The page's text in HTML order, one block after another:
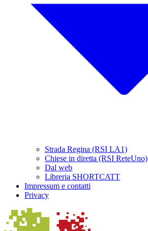
Strada Regina (RSI LA1)
Chiese in diretta (RSI ReteUno)
Dal web
Libreria SHORTCATT
Impressum e contatti
Privacy